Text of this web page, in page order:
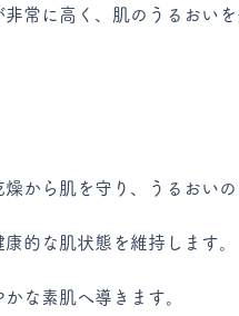
常に高く、肌のうるおい
から肌を守り、うるおいの
的な肌状態を維持します。
な素肌へ導きます。